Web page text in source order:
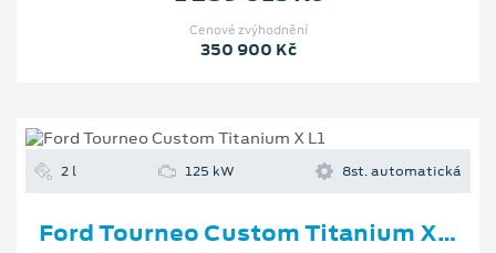
Cenové zvýhodnění
350 900 Kč
2 l 125 kW 8st. automatická
Ford Tourneo Custom Titanium X L1